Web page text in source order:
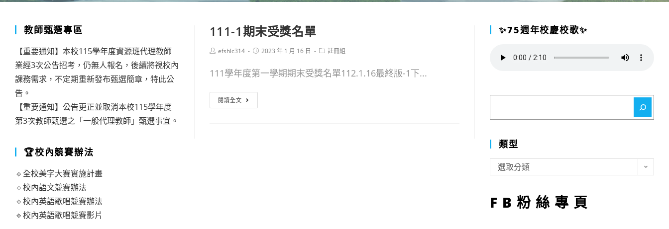
111-1期末受獎名單
Postefshlc314
Post2023 年 1 月 16 日
Post註冊組
111學年度第一學期期末受獎名單112.1.16最終版-1下...
閱讀全文
教師甄選專區
【重要通知】本校115學年度資源班代理教師
業經3次公告招考，仍無人報名，後續將視校內
課務需求，不定期重新發布甄選簡章，特此公
告。
【重要通知】公告更正並取消本校115學年度
第3次教師甄選之「一般代理教師」甄選事宜。
🏆校內競賽辦法
🔹全校美字大賽實施計畫
🔹校內語文競賽辦法
🔹校內英語歌唱競賽辦法
🔹校內英語歌唱競賽影片
✨75週年校慶校歌✨
類型
型
選取分類
FB粉絲專頁